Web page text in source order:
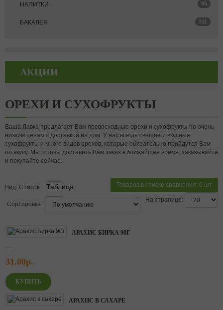
НАПИТКИ 95
БАКАЛЕЯ 311
АКЦИИ
ОРЕХИ И СУХОФРУКТЫ
Ваша Лавка предлагает Вам превосходные орехи и сухофрукты по очень
низким ценам с доставкой на дом. У нас всегда свещие и вкусные
сухофрукты и много видов орехов, которые обязательно прийдутся Вам
по вкусу. Мы готовы доставить Вам заказ в ближайщее время, заказывайте
и покупайте сейчас.
Вид: Список Таблица Товаров в списке сравнения: 0 шт
На странице:
Сортировка:
АРАХИС БИРКА 90Г
.....
31.00р.
АРАХИС В САХАРЕ